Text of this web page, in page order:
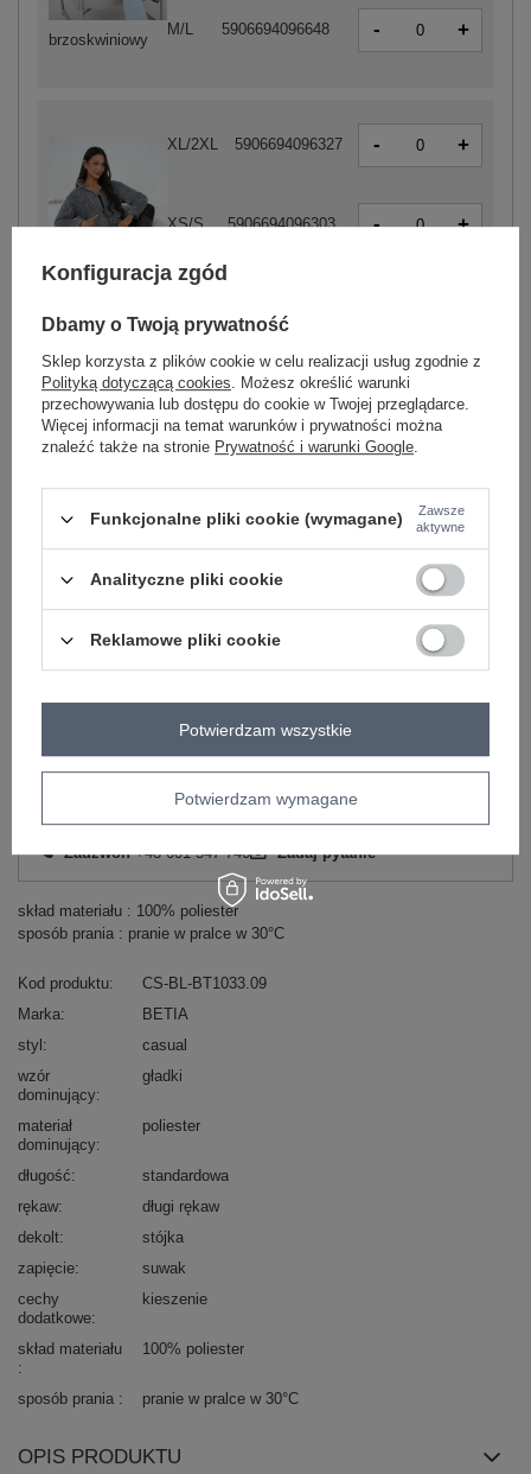
brzoskwiniowy
M/L 5906694096648 - +
ciemny szary
XL/2XL 5906694096327 - +
XS/S 5906694096303 - +
ciemny brązowy
XL/2XL 5906694096624 -
M/L 5906694096617 +
ZALOGUJ SIĘ I ZOBACZ CENĘ
Masz pytanie? Chętnie pomożemy.
Zadzwoń+48 601 547 740 Zadaj pytanie
skład materiału : 100% poliester
sposób prania : pranie w pralce w 30°C
Kod produktu
CS-BL-BT1033.09
Marka
BETIA
styl
casual
wzór
dominujący
gładki
materiał
dominujący
poliester
długość
standardowa
rękaw
długi rękaw
dekolt
stójka
zapięcie
suwak
cechy
dodatkowe
kieszenie
skład materiału 100% poliester
sposób prania pranie w pralce w 30°C
OPIS PRODUKTU
Konfiguracja zgód
Dbamy o Twoją prywatność
Sklep korzysta z plików cookie w celu realizacji usług zgodnie z
Polityką dotyczącą cookies. Możesz określić warunki
przechowywania lub dostępu do cookie w Twojej przeglądarce.
Więcej informacji na temat warunków i prywatności można
znaleźć także na stronie Prywatność i warunki Google.
Funkcjonalne pliki cookie (wymagane)
Zawsze
aktywne
Analityczne pliki cookie
Reklamowe pliki cookie
Potwierdzam wymagane
Potwierdzam wszystkie